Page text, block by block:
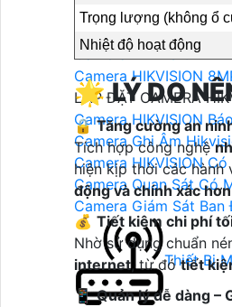
Camera ZOOM Sắc
Camera HIKVISION
Camera HIKVISION
LẮP ĐẶT CAMERA
Camera HIKVISION
Camera Ghi Âm
Camera HIKVISION
Camera Quan Sát Có
Camera Giám Sát
Thiết Bị
Trọng lượng (không ổ
Nhiệt độ hoạt động
🌟LÝ DO
🔒Tăng cường an
Tích hợp công nghệ
hiện kịp thời các
động và chính xác
💰 Tiết kiệm chi phí
Nhờ sử dụng chuẩn
internet, từ đótiết
📱Quản lý dễ dàng –